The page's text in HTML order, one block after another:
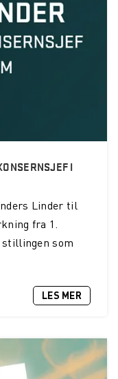
ha svært god
TETRA
I
Linder til
fra 1.
som
LES MER